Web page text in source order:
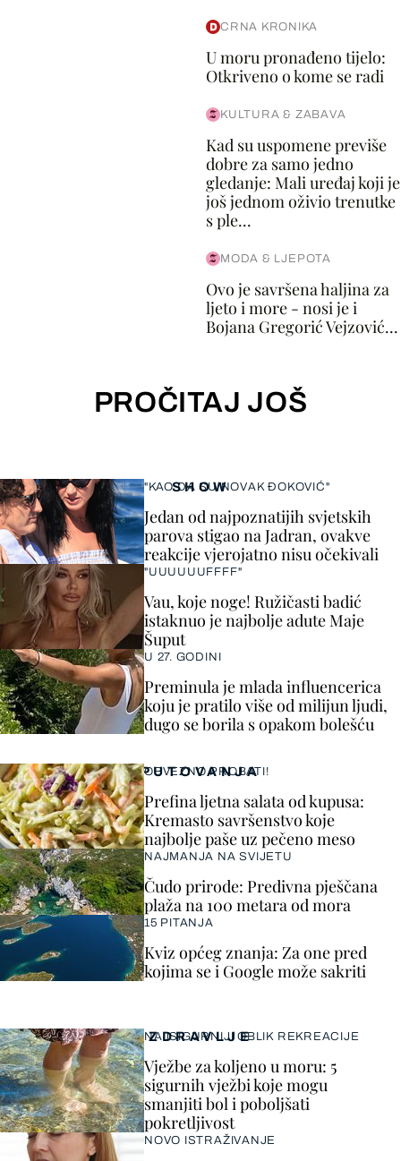
CRNA KRONIKA
U moru pronađeno tijelo:
Otkriveno o kome se radi
KULTURA & ZABAVA
Kad su uspomene previše
dobre za samo jedno
gledanje: Mali uređaj koji je
još jednom oživio trenutke
s ple...
MODA & LJEPOTA
Ovo je savršena haljina za
ljeto i more - nosi je i
Bojana Gregorić Vejzović...
PROČITAJ JOŠ
SHOW
"KAO DA SU NOVAK ĐOKOVIĆ"
Jedan od najpoznatijih svjetskih
parova stigao na Jadran, ovakve
reakcije vjerojatno nisu očekivali
"UUUUUUFFFF"
Vau, koje noge! Ružičasti badić
istaknuo je najbolje adute Maje
Šuput
U 27. GODINI
Preminula je mlada influencerica
koju je pratilo više od milijun ljudi,
dugo se borila s opakom bolešću
ZDRAVLJE
NAJSIGURNIJI OBLIK REKREACIJE
Vježbe za koljeno u moru: 5
sigurnih vježbi koje mogu
smanjiti bol i poboljšati
pokretljivost
NOVO ISTRAŽIVANJE
PUTOVANJA
OBVEZNO PROBATI!
Prefina ljetna salata od kupusa:
Kremasto savršenstvo koje
najbolje paše uz pečeno meso
NAJMANJA NA SVIJETU
Čudo prirode: Predivna pješčana
plaža na 100 metara od mora
15 PITANJA
Kviz općeg znanja: Za one pred
kojima se i Google može sakriti